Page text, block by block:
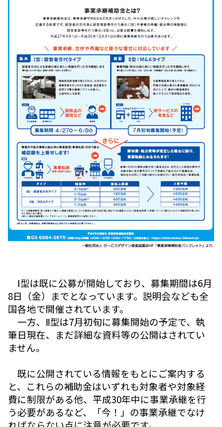
Ⅰ型は既に公募が開始しており、募集期間は6月
8日（金）までとなっています。説明会なども全
国各地で開催されています。
一方、Ⅱ型は7月初旬に募集開始の予定で、執
筆日現在、まだ詳細な資料等の公開はされてい
ません。
既に公開されている情報をもとにご案内する
と、これらの補助金はいずれも対象者や対象経
費に制限がある他、平成30年中に事業承継を行
う必要があるなど、「今！」の事業承継でなけ